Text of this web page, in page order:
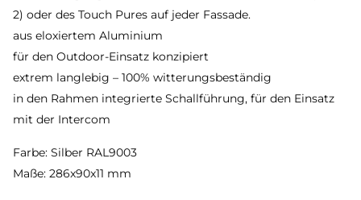
2) oder des Touch Pures auf jeder Fassade.
aus eloxiertem Aluminium
für den Outdoor-Einsatz konzipiert
extrem langlebig – 100% witterungsbeständig
in den Rahmen integrierte Schallführung, für den Einsatz
mit der Intercom
Farbe: Silber RAL9003
Maße: 286x90x11 mm